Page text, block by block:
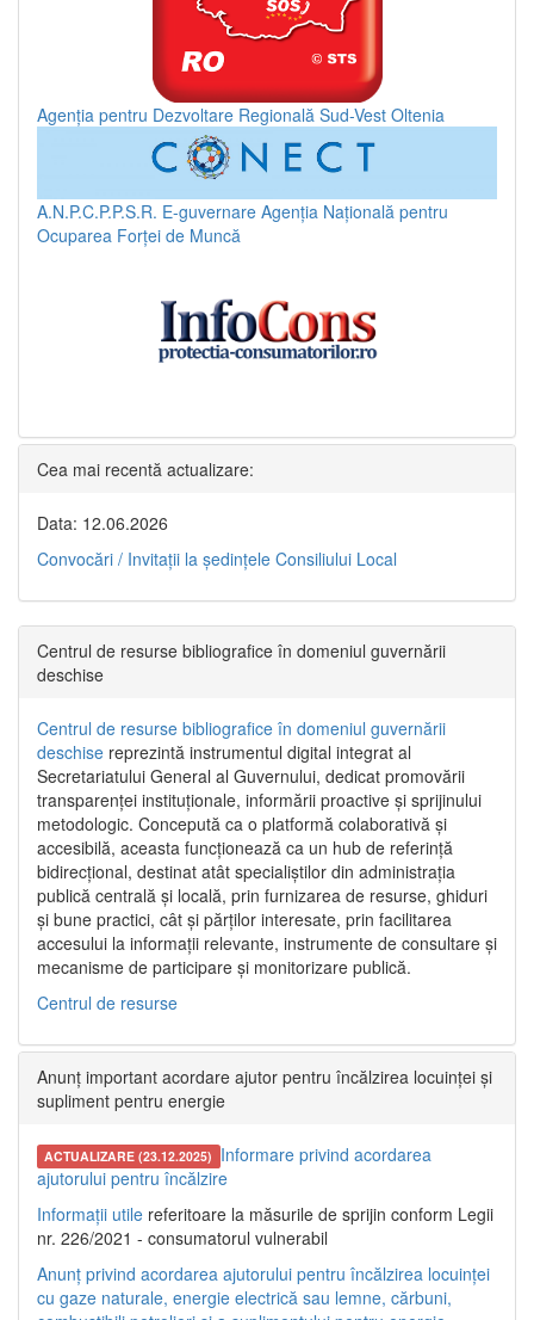
Agenția pentru Dezvoltare Regională Sud-Vest Oltenia
A.N.P.C.P.P.S.R. E-guvernare Agenția Națională pentru
Ocuparea Forței de Muncă
Cea mai recentă actualizare:
Data: 12.06.2026
Convocări / Invitaţii la şedinţele Consiliului Local
Centrul de resurse bibliografice în domeniul guvernării
deschise
Centrul de resurse bibliografice în domeniul guvernării
deschise reprezintă instrumentul digital integrat al
Secretariatului General al Guvernului, dedicat promovării
transparenței instituționale, informării proactive și sprijinului
metodologic. Concepută ca o platformă colaborativă și
accesibilă, aceasta funcționează ca un hub de referință
bidirecțional, destinat atât specialiștilor din administrația
publică centrală și locală, prin furnizarea de resurse, ghiduri
și bune practici, cât și părților interesate, prin facilitarea
accesului la informații relevante, instrumente de consultare și
mecanisme de participare și monitorizare publică.
Centrul de resurse
Anunț important acordare ajutor pentru încălzirea locuinței și
supliment pentru energie
ACTUALIZARE (23.12.2025) Informare privind acordarea
ajutorului pentru încălzire
Informații utile referitoare la măsurile de sprijin conform Legii
nr. 226/2021 - consumatorul vulnerabil
Anunț privind acordarea ajutorului pentru încălzirea locuinței
cu gaze naturale, energie electrică sau lemne, cărbuni,